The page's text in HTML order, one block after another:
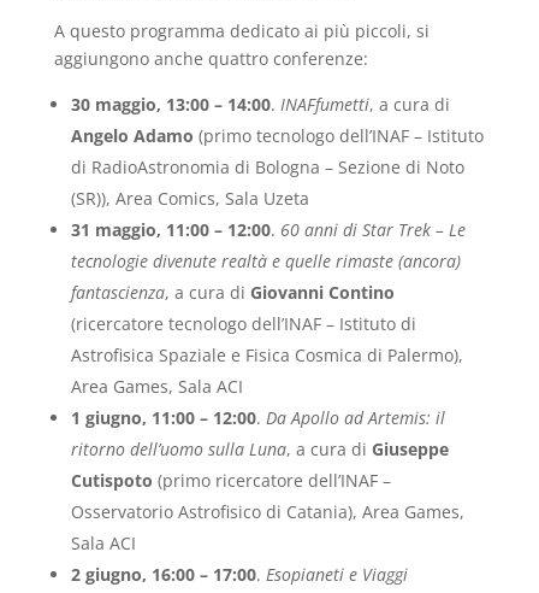
A questo programma dedicato ai più piccoli, si
aggiungono anche quattro conferenze:
30 maggio, 13:00 – 14:00. INAFfumetti, a cura di
Angelo Adamo (primo tecnologo dell’INAF – Istituto
di RadioAstronomia di Bologna – Sezione di Noto
(SR)), Area Comics, Sala Uzeta
31 maggio, 11:00 – 12:00. 60 anni di Star Trek – Le
tecnologie divenute realtà e quelle rimaste (ancora)
fantascienza, a cura di Giovanni Contino
(ricercatore tecnologo dell’INAF – Istituto di
Astrofisica Spaziale e Fisica Cosmica di Palermo),
Area Games, Sala ACI
1 giugno, 11:00 – 12:00. Da Apollo ad Artemis: il
ritorno dell’uomo sulla Luna, a cura di Giuseppe
Cutispoto (primo ricercatore dell’INAF –
Osservatorio Astrofisico di Catania), Area Games,
Sala ACI
2 giugno, 16:00 – 17:00. Esopianeti e Viaggi